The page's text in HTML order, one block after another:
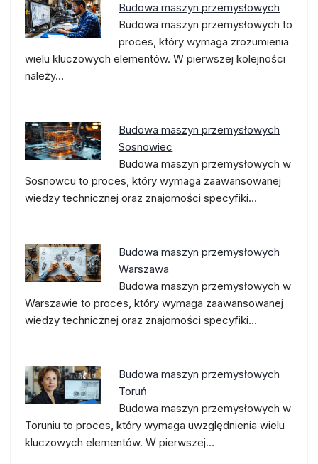
Budowa maszyn przemysłowych
Budowa maszyn przemysłowych to
proces, który wymaga zrozumienia
wielu kluczowych elementów. W pierwszej kolejności
należy…
Budowa maszyn przemysłowych
Sosnowiec
Budowa maszyn przemysłowych w
Sosnowcu to proces, który wymaga zaawansowanej
wiedzy technicznej oraz znajomości specyfiki…
Budowa maszyn przemysłowych
Warszawa
Budowa maszyn przemysłowych w
Warszawie to proces, który wymaga zaawansowanej
wiedzy technicznej oraz znajomości specyfiki…
Budowa maszyn przemysłowych
Toruń
Budowa maszyn przemysłowych w
Toruniu to proces, który wymaga uwzględnienia wielu
kluczowych elementów. W pierwszej…